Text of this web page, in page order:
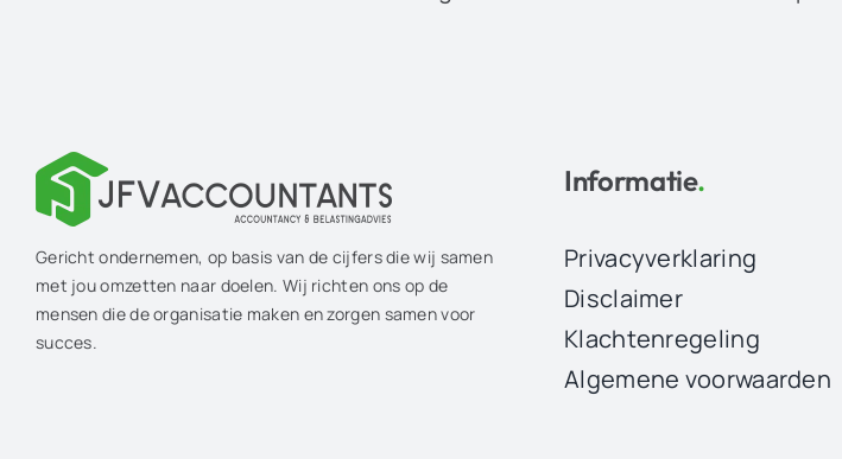
Gericht ondernemen, op basis van de cijfers die wij samen
met jou omzetten naar doelen. Wij richten ons op de
mensen die de organisatie maken en zorgen samen voor
succes.
Informatie.
Privacyverklaring
Disclaimer
Klachtenregeling
Algemene voorwaarden